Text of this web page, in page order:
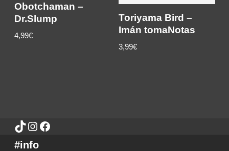
Obotchaman –
Dr.Slump
4,99€
Toriyama Bird –
Imán tomaNotas
3,99€
#info